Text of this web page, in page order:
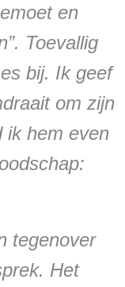
en
Toevallig
bij. Ik geef
om zijn
ik hem even
tegenover
Het